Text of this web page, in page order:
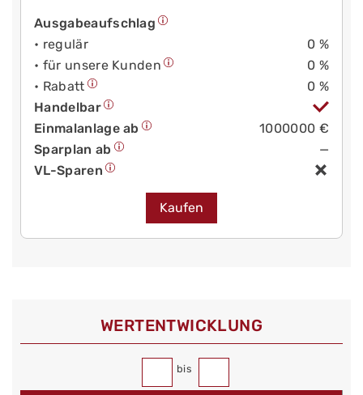
Ausgabeaufschlag
• regulär
0 %
• für unsere Kunden
0 %
• Rabatt
0 %
Handelbar
Einmalanlage ab
1000000 €
Sparplan ab
—
VL-Sparen
Kaufen
WERT­ENTWICKLUNG
bis